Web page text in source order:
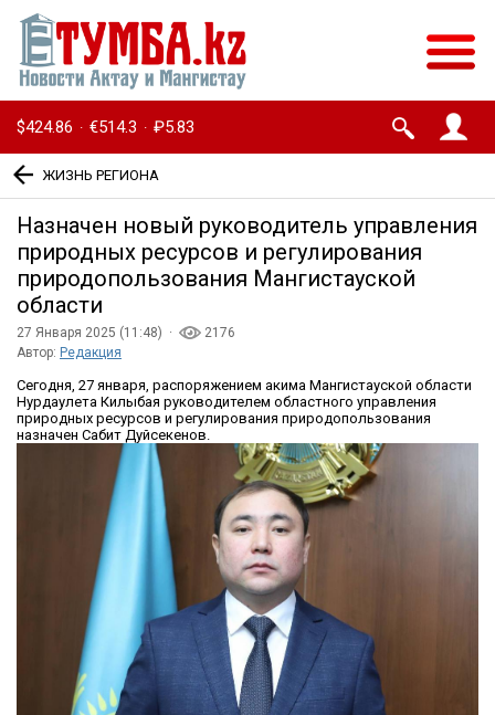
$424.86 · €514.3 · ₽5.83
ЖИЗНЬ РЕГИОНА
Назначен новый руководитель управления
природных ресурсов и регулирования
природопользования Мангистауской
области
27 Января 2025 (11:48) ·
2176
Автор: Редакция
Сегодня, 27 января, распоряжением акима Мангистауской области
Нурдаулета Килыбая руководителем областного управления
природных ресурсов и регулирования природопользования
назначен Сабит Дуйсекенов.